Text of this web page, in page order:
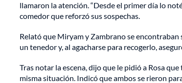
llamaron la atención. “Desde el primer día lo
comedor que reforzó sus sospechas.
Relató que Miryam y Zambrano se
un tenedor y, al agacharse para recogerlo,
Tras notar la escena, dijo que le pidió a Rosa
misma situación. Indicó que ambos se rieron